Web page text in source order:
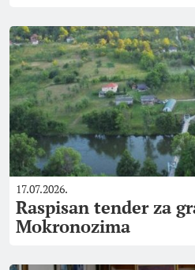
17.07.2026.
Raspisan tender za
Mokronozima